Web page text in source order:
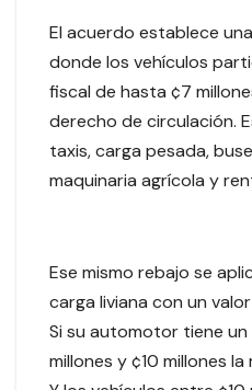
El acuerdo establece
donde los vehículos
fiscal de hasta ¢7
derecho de circulación.
taxis, carga pesada,
maquinaria agrícola y
Ese mismo rebajo se
carga liviana con un
Si su automotor tiene
millones y ¢10 millones